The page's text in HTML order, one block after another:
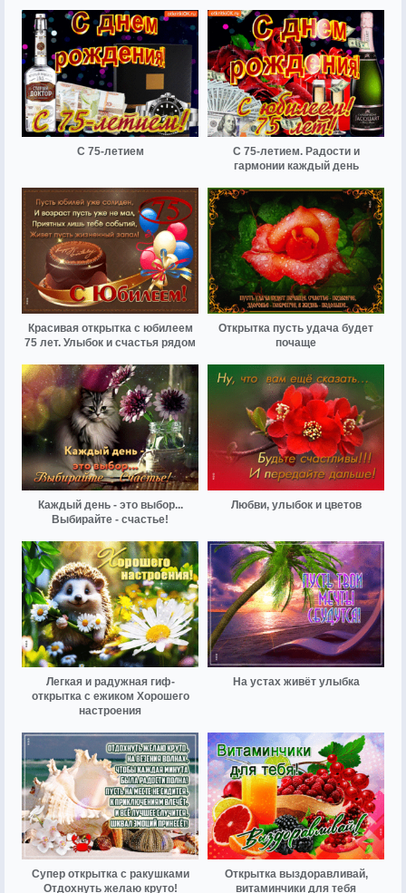
С 75-летием
С 75-летием. Радости и
гармонии каждый день
Красивая открытка с юбилеем
75 лет. Улыбок и счастья рядом
Открытка пусть удача будет
почаще
Каждый день - это выбор...
Выбирайте - счастье!
Любви, улыбок и цветов
Легкая и радужная гиф-
открытка с ежиком Хорошего
настроения
На устах живёт улыбка
Супер открытка с ракушками
Отдохнуть желаю круто!
Открытка выздоравливай,
витаминчики для тебя